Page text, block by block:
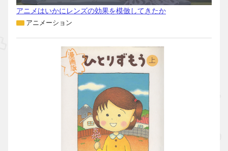
アニメはいかにレンズの効果を模倣してきたか
アニメーション